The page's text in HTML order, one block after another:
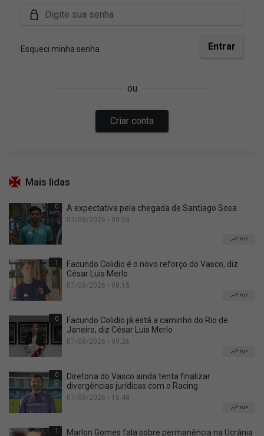
Mais lidas
0 A expectativa pela chegada de Santiago Sosa
07/08/2026 • 09:53
TOP
1
Facundo Colidio é o novo reforço do Vasco, diz
César Luis Merlo
07/08/2026 • 08:15
TOP
0
Facundo Colidio já está a caminho do Rio de
Janeiro, diz César Luis Merlo
07/08/2026 • 09:26
TOP
0
Diretoria do Vasco ainda tenta finalizar
divergências jurídicas com o Racing
07/08/2026 • 10:48
TOP
1
Marlon Gomes fala sobre permanência na Ucrânia